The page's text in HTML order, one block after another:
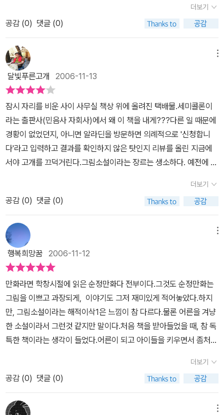
리 풍경을 그릴 때 사용된 사실주의적 표현과 인물 묘사에 사용된 단
순화되고 과장된 만화적 표현(특히 주인공 이삭은 사각형 얼굴에 삐
죽한 코만 달고 나온다.)의 절묘한 조화에서도 드러난다. 노랑, 녹색,
자주빛 등의 알록달록한 카리브 해의 섬, 차갑고 가라앉은 회색이 주
조를 이루는 남극 주변의 얼음 바다, 오로라를 처음 본 해적들의 경외
감과 공포를 드러내는 불안정한 녹색, 깊은 어둠을 표현하는 차가운
보라나 남색, 파리 시내의 자연스럽고 따뜻한 갈색 톤 등, 전문 컬러리
스트의 손에서 탄생한 색조들은 그림에 품격을 더할 뿐 아니라 명랑
함과 그로테스크함, 스산함 같은 분위기를 조성하는 데도 큰 몫을 한
다. 어른을 위한 모험 종합세트 어린애처럼 꿈꾸게 하는 것에 매료되
곤 한다는 크리스토프 블랭은 바다의 장대한 풍광, 전투 장면, 배, 남
극의 낯선 풍물들을 작품에 담았다. 그러나 블랭은 소년기의 전유물
처럼 느껴지거나 자칫 정형화될 수 있는 단순한 모험이나 액션에 머
착하여 한층 깊이 있고 성숙한 세계를 창출해 낸다. 성적 욕망과 기괴
한 폭력, 사랑과 그리움, 환상과 모험이 수준 높은 그림 속에 녹아 있
는 『해적 이삭』은 그야말로 어른들을 위한 '모험 종합세트'라고 할 수
있을 것이다.
겠지만 아무리 상상력이 풍부한 사람이라도 그림속의 앙리만큼 멋지
고 큰 코를 상상하지는 못할 듯 하니까요. 그런다고 앙리의 코는 길이
가 10cm 이었다는 식으로 표현할 멋진(?) 작가는 없을것 같구요. 아
이들이 한참 책을 좋아하기 시작하던 때에 '못말리는 종이괴물'이라
는 그림책-처음에는 그리 생각하고 구입했습니다-을 산 적이 있습니
다. 그런데 받아서 내용을 살펴보니 형식이 분명 이상하다 싶어 이리
저리 살펴보고 나서 이것이 만화라는 것을 알았습니다. 내용도 형식
도 전혀 아닌 듯 한데, 칸을 나누어 이야기를 구성하여 가는 형식이 분
명 만화였습니다. 하지만 부모로서 거부감 없이 아니 시리즈를 전부
다 사줄 정도로 아끼고 정감을 줄수 있는 좋은 책들이었습니다. 오늘
이 해적이삭을 보면서도 그런 생각이 문득 듭니다. 의식 저편에, 특히
독서를 좀 한다는 사람이라면 가지고 있을 만화에 대한 거부감(?)이
이 정도의 스토리와 품격과 정성이 들어간 책이라면 괜한 허영심이
되겠다는 생각이 드니까요. 분명 이 정도라면 만화보다는 그림소설이
간을 내어 가볍게 읽고, 의미없이 시간을 죽였다는 자조감은 분명 들
지 않을 만한 좋은 이야기 그림책이었으니까요. 이러다가 정말 그림
소설도 좋아지면 어떡하지요? 아직도 이거 말고도 읽어야 할 책은 너
무 많은데... 하지만 세상의 한 구석에 묻힌 내가 모르고 무시했던 영
역을 다시 긍정적으로 이해하기 시작했다는 즐거움이 내게 생겼습니
다. 감사합니다.
그림만 그리는 이삭, 이삭만을 사랑하는 연인 알
리스, 그들은 가난하지만 행복한 내일을 기대하며 하루를 근근이 살
아가고 있다.돈이 궁한 이삭 앞엔 다소 허황되지만 돈냄새를 풍기는
노인이 등장하는데, 이삭은 노인의 꾐에 빠져 돈을 받고 배를 타게 된
다.하지만 그가 탄 배는 악명 높은 해적에게 모든 것을 빼앗기게 되고
만다. 자신의 처지를 비관하는 이삭은 자신이 노인의 속임수에 빠져
해적 선장 장의 해적선에서 그림을 그려야 하는 운명에 처함을 알게
된다.그들은 신대륙을 찾아나선 해적들이었고 이삭은 그 모든 과정
을 그림으로 표현해 실체를 남겨야 하는 그림 그리는 해적이 되어간
다.한편 연인 알리사는 떠난 이삭을 그리워하고 곤궁한 처지를 이기
지 못해 이사를 가는 도중멋진 신사 필립을 만난다.알리사에 한눈에
반한 필립은 그녀에게 갖은 애정 공세를 펼치는데……이삭은 이제 생
존의 희망마저 보이지 않는 빙벽에 갇히고 그의 운명을 저주한다. 해
적 이삭은 중세 유럽의 암울한 현실의 괴리감을 무척 잘 표현하고 있
갈증과도 같으며 결국은 타인의 힘에 의해 모든 것들이 사라져 가는
것이다. 다소 어두운 색감을 통해 나타내는 감정의 우울함과 바다를
통한 모험은 앞으로의 일에 대
건을 연속 시킨다.
척이나 대담하다.해적에 관한 새로운 쟝르를 보여준 그림 그리는 해
적 이삭, 무척 흥미진진한 책이다
더보기
공감 (0) 댓글 (0)
달빛푸른고개 2006-11-13
잠시 자리를 비운 사이 사무실 책상 위에 올려진 택배물.세미콜론이
라는 출판사(민음사 자회사)에서 왜 이 책을 내게???다른 일 때문에
경황이 없었던지, 아니면 알라딘을 방문하면 의례적으로 '신청합니
다'라고 입력하고 결과를 확인하지 않은 탓인지 리뷰를 올린 지금에
서야 고개를 끄덕거린다.그림소설이라는 장르는 생소하다. 예전에 영
설'이라는 개념으로 홍보한 적이 있었는데, 그림소설이라... 만화라는
장르와 어떻게 다를까 하는 궁금증이 있다. 아직은 세미콜론 출판사
에서 새롭게 주창하는 단계라고 볼 수밖에... 그러나 이렇게 장르를 새
롭게 개척하는 것은 상당히 반가운 일이겠다. 내용 역시 자연스러우
면서도 꼼꼼한 줄거리 구조를 갖고 있다. 주인공의 표정에서 가난하
면서도 자신의 직업을 즐거워하는 표정이나, 이후 지루한 항해 속에
서 변화된 심경이 그림 속에서 살아난다. 또한 기존의 만화처럼 쉽
게 페이지를 넘기지 못하는 구성을 갖고 있다. 컷과 컷 사이의 여백에
시선을 두고 연계를 생각하는 경우가 종종 있을 만큼 많은 '생각거
리'를 주는 책이다. 요즘의 추세와는 달리 그림의 선은 매우 단순하고
고전적(?)이지만, 그것이 상상력을 제한하지는 않는다. 개인적으로
는 만화라는 장르를 새롭게 생각해보는 기회를 주었다.
더보기
공감 (0) 댓글 (0)
행복희망꿈 2006-11-12
만화라면 학창시절에 읽은 순정만화다 전부이다.그것도 순정만화는
그림을 이쁘고 과장되게, 이야기도 그저 재미있게 적어놓았다.하지
만, 그림소설이라는 해적이삭1은 느낌이 참 다르다.물론 어른을 겨냥
한 소설이라서 그런것 같지만 말이다.처음 책을 받아들었을 때, 참 독
특한 책이라는 생각이 들었다.어른이 되고 아이들을 키우면서 좀처럼
었다.그림도 너무 사실적이고 실감난다. 오랫만에 색다른 책을 읽었
다. 평범하고 가난한 화가 이삭과 그의 약혼녀 알리스는 어렵지만 서
로에게 힘이 되어주는 연인이다.하지만, 경제적인 여건이 여의치 않
아서 뱃사람의 유혹에 넘어간 이삭은 곧 돌아온다는 말과 약간의 현
더보기
공감 (0) 댓글 (0)